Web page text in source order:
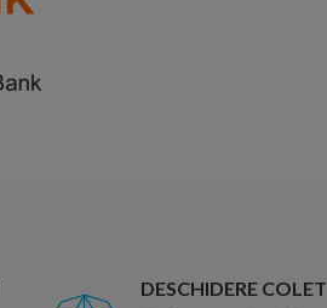
DESCHIDERE COLET